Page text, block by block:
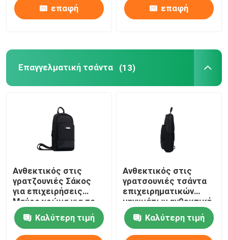
Κεφάλαιο του Ipad
Συσκευές για φορητές συσκευές
επαφή επαφή
Επαγγελματική τσάντα (13)
Ανθεκτικός στις
γρατζουνιές Σάκος
για επιχειρήσεις
Μαύρο χρώμα για το
κολέγιο
Καλύτερη τιμή
Ανθεκτικός στις
γρατσουνιές τσάντα
επιχειρηματικών
μηνυμάτων ανθεκτική
στο νερό για
ταμπλέταΚαλύτερη τιμή